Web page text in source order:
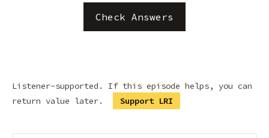
Check Answers
Listener-supported. If this episode helps, you can
return value later.
Support LRI